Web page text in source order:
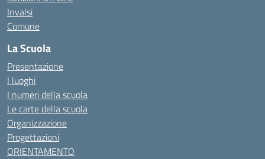
Invalsi
Comune
La Scuola
Presentazione
I luoghi
I numeri della scuola
Le carte della scuola
Organizzazione
Progettazioni
ORIENTAMENTO